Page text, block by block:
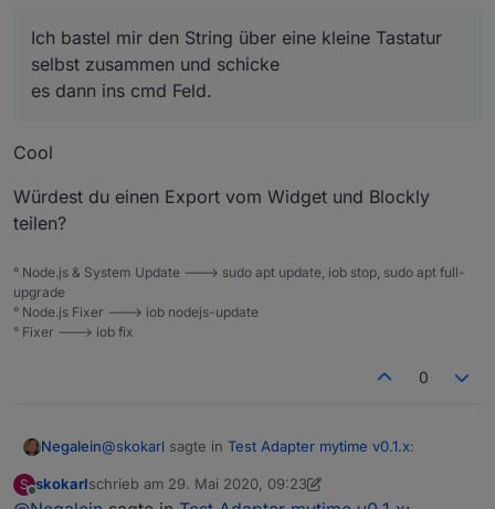
Mitjqui - ctrl - Input Datetimewird der
cmd-DP nicht befüllt.
selbst zusammen und schicke
es dann ins cmd Feld. Die Zeit wird automatisch ins
Timer Feld in Sek übernommen.
Geht bestimmt noch eleganter, aber ich lerne ja noch
Ich bastel mir den String über eine kleine Tastatur
selbst zusammen und schicke
es dann ins cmd Feld.
Cool
Würdest du einen Export vom Widget und Blockly
teilen?
° Node.js & System Update ---> sudo apt update, iob stop, sudo apt full-
upgrade
° Node.js Fixer ---> iob nodejs-update
° Fixer ---> iob fix
0
Negalein@skokarl sagte in Test Adapter mytime v0.1.x:
S
Offline
skokarlschrieb am 29. Mai 2020, 09:23
zuletzt editiert von skokarl